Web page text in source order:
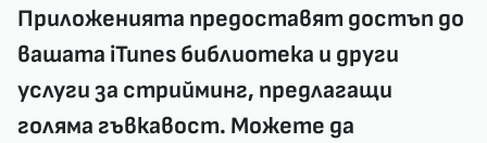
Приложенията предоставят достъп до
вашата iTunes библиотека и други
услуги за стрийминг, предлагащи
голяма гъвкавост. Можете да